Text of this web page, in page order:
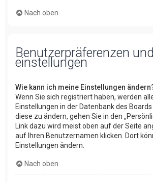
Nach oben
Benutzerpräferenzen
einstellungen
Wie kann ich meine Einstellungen
Wenn Sie sich registriert haben, werden
Einstellungen in der Datenbank des
diese zu ändern, gehen Sie in den
Link dazu wird meist oben auf der Seite
auf Ihren Benutzernamen klicken. Dort
Einstellungen ändern.
Nach oben